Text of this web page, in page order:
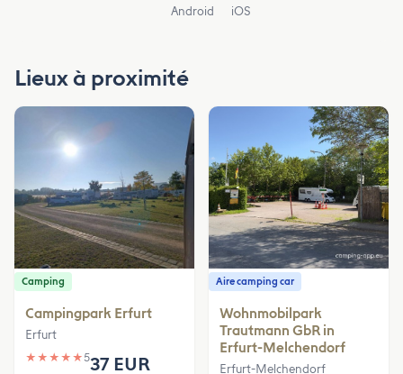
Android iOS
Lieux à proximité
Camping
Campingpark Erfurt
Erfurt
★ ★ ★ ★ ★537 EUR
Aire camping car
Wohnmobilpark
Trautmann GbR in
Erfurt-Melchendorf
Erfurt-Melchendorf